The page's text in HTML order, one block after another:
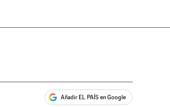
Añadir EL PAÍS en Google